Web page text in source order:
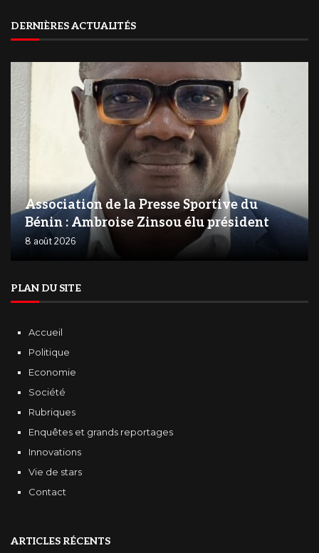
DERNIÈRES ACTUALITÉS
Association de la Presse Sportive du
Bénin : Ambroise Zinsou élu président
8 août 2026
PLAN DU SITE
Accueil
Politique
Economie
Société
Rubriques
Enquêtes et grands reportages
Innovations
Vie de stars
Contact
ARTICLES RÉCENTS